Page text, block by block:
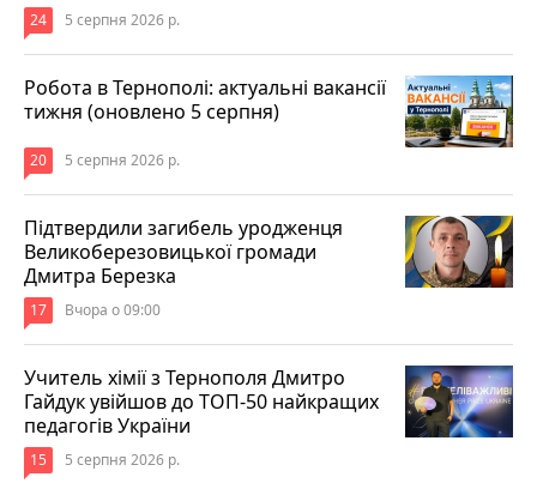
24 5 серпня 2026 р.
Робота в Тернополі: актуальні вакансії
тижня (оновлено 5 серпня)
20 5 серпня 2026 р.
Підтвердили загибель уродженця
Великоберезовицької громади
Дмитра Березка
17 Вчора о 09:00
Учитель хімії з Тернополя Дмитро
Гайдук увійшов до ТОП-50 найкращих
педагогів України
15 5 серпня 2026 р.